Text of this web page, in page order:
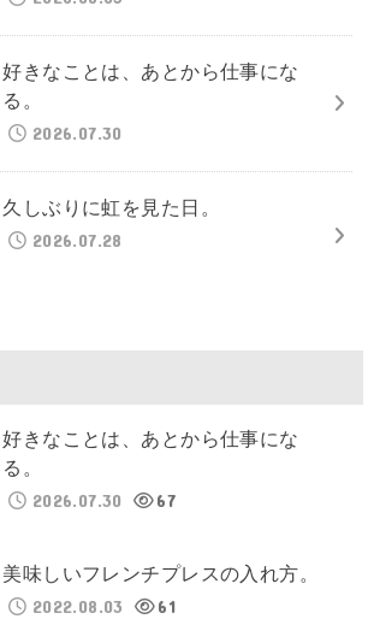
好きなことは、あとから仕事にな
る。
2026.07.30
久しぶりに虹を見た日。
2026.07.28
好きなことは、あとから仕事にな
る。
2026.07.30
67
美味しいフレンチプレスの入れ方。
2022.08.03
61